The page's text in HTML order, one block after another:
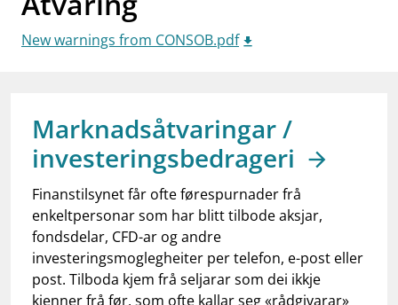
businessOm Finanstilsynet
mail_outlineKontakt oss
dashboardInformasjon for investorer
notifications_noneAbonner på nyhetsvarsel
New warnings from CONSOB.pdf
Marknadsåtvaringar /
investeringsbedrageri
Finanstilsynet får ofte førespurnader frå
enkeltpersonar som har blitt tilbode aksjar,
fondsdelar, CFD-ar og andre
investeringsmoglegheiter per telefon, e-post eller
post. Tilboda kjem frå seljarar som dei ikkje
kjenner frå før, som ofte kallar seg «rådgivarar»